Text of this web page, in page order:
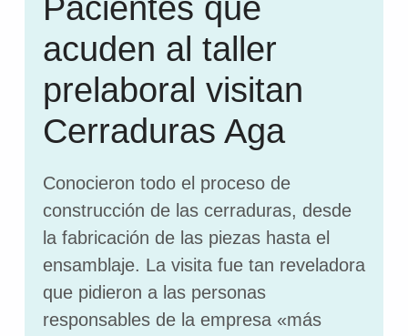
Pacientes que
acuden al taller
prelaboral visitan
Cerraduras Aga
Conocieron todo el proceso de
construcción de las cerraduras, desde
la fabricación de las piezas hasta el
ensamblaje. La visita fue tan reveladora
que pidieron a las personas
responsables de la empresa «más